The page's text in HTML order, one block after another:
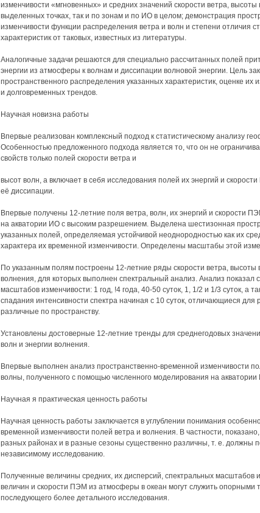
изменчивости «мгновенных» и средних значений скорости ветра, высоты
выделенных точках, так и по зонам и по ИО в целом; демонстрация
изменчивости функции распределения ветра и волн и степени отличия
характеристик от таковых, известных из литературы.
Аналогичные задачи решаются для специально рассчитанных полей
энергии из атмосферы к волнам и диссипации волновой энергии. Цель
пространственного распределения указанных характеристик, оценке их
и долговременных трендов.
Научная новизна работы
Впервые реализован комплексный подход к статистическому анализу
Особенностью предложенного подхода является то, что он не
свойств только полей скорости ветра и
высот волн, а включает в себя исследования полей их энергий и
её диссипации.
Впервые получены 12-летние поля ветра, волн, их энергий и скорости
на акватории ИО с высоким разрешением. Выделена шестизонная
указанных полей, определяемая устойчивой неоднородностью как их
характера их временной изменчивости. Определены масштабы этой
По указанным полям построены 12-летние ряды скорости ветра, высоты
волнения, для которых выполнен спектральный анализ. Анализ показал
масштабов изменчивости: 1 год, !4 года, 40-50 суток, 1, 1/2 и 1/3 суток, а
спадания интенсивности спектра начиная с 10 суток, отличающиеся для
различные по пространству.
Установлены достоверные 12-летние тренды для среднегодовых
волн и энергии волнения.
Впервые выполнен анализ пространственно-временной изменчивости
волны, полученного с помощью численного моделирования на
Научная я практическая ценность работы
Научная ценность работы заключается в углублении понимания
временной изменчивости полей ветра и волнения. В частности, показано,
разных районах и в разные сезоны существенно различны, т. е. должны
независимому исследованию.
Полученные величины средних, их дисперсий, спектральных масштабов
величин и скорости ПЭМ из атмосферы в океан могут служить опорными
последующего более детального исследования.